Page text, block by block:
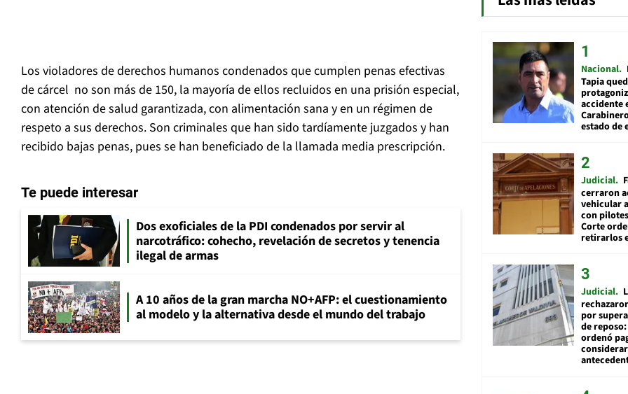
Los violadores de derechos humanos condenados que cumplen penas efectivas
de cárcel no son más de 150, la mayoría de ellos recluidos en una prisión especial,
con atención de salud garantizada, con alimentación sana y en un régimen de
respeto a sus derechos. Son criminales que han sido tardíamente juzgados y han
recibido bajas penas, pues se han beneficiado de la llamada media prescripción.
Te puede interesar
Dos exoficiales de la PDI condenados por servir al
narcotráfico: cohecho, revelación de secretos y tenencia
ilegal de armas
A 10 años de la gran marcha NO+AFP: el cuestionamiento
al modelo y la alternativa desde el mundo del trabajo
Nacional
Tapia
accidente
estado de
Judicial
cerraron
vehicular
con
Corte
retirarlos
Judicial
por
de
ordenó